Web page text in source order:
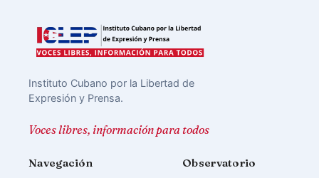
Instituto Cubano por la Libertad de
Expresión y Prensa.
Voces libres, información para todos
Navegación Observatorio